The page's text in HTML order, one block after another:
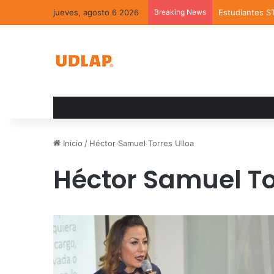
jueves, agosto 6 2026 Breaking News Estudiantes
Inicio / Héctor Samuel Torres Ulloa
Héctor Samuel